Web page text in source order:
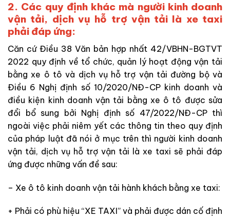
2. Các quy định khác mà người kinh doanh
vận tải, dịch vụ hỗ trợ vận tải là xe taxi
phải đáp ứng:
Căn cứ Điều 38 Văn bản hợp nhất 42/VBHN-BGTVT
2022 quy định về tổ chức, quản lý hoạt động vận tải
bằng xe ô tô và dịch vụ hỗ trợ vận tải đường bộ và
Điều 6 Nghị định số 10/2020/NĐ-CP kinh doanh và
điều kiện kinh doanh vận tải bằng xe ô tô được sửa
đổi bổ sung bởi Nghị định số 47/2022/NĐ-CP thì
ngoài việc phải niêm yết các thông tin theo quy định
của pháp luật đã nói ở mục trên thì người kinh doanh
vận tải, dịch vụ hỗ trợ vận tải là xe taxi sẽ phải đáp
ứng được những vấn đề sau:
– Xe ô tô kinh doanh vận tải hành khách bằng xe taxi:
+ Phải có phù hiệu “XE TAXI” và phải được dán cố định